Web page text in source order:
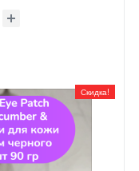
Скидка!